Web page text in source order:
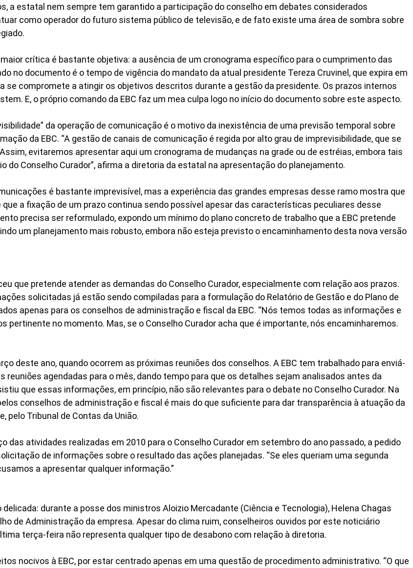
a estatal nem sempre tem garantido a participação do conselho em debates considerados
como operador do futuro sistema público de televisão, e de fato existe uma área de sombra sobre
crítica é bastante objetiva: a ausência de um cronograma específico para o cumprimento das
no documento é o tempo de vigência do mandato da atual presidente Tereza Cruvinel, que expira em
se compromete a atingir os objetivos descritos durante a gestão da presidente. Os prazos internos
E, o próprio comando da EBC faz um mea culpa logo no início do documento sobre este aspecto.
da operação de comunicação é o motivo da inexistência de uma previsão temporal sobre
da EBC. “A gestão de canais de comunicação é regida por alto grau de imprevisibilidade, que se
evitaremos apresentar aqui um cronograma de mudanças na grade ou de estréias, embora tais
Conselho Curador”, afirma a diretoria da estatal na apresentação do planejamento.
é bastante imprevisível, mas a experiência das grandes empresas desse ramo mostra que
a fixação de um prazo continua sendo possível apesar das características peculiares desse
precisa ser reformulado, expondo um mínimo do plano concreto de trabalho que a EBC pretende
um planejamento mais robusto, embora não esteja previsto o encaminhamento desta nova versão
que pretende atender as demandas do Conselho Curador, especialmente com relação aos prazos.
solicitadas já estão sendo compiladas para a formulação do Relatório de Gestão e do Plano de
apenas para os conselhos de administração e fiscal da EBC. “Nós temos todas as informações e
pertinente no momento. Mas, se o Conselho Curador acha que é importante, nós encaminharemos.
deste ano, quando ocorrem as próximas reuniões dos conselhos. A EBC tem trabalhado para enviá-
reuniões agendadas para o mês, dando tempo para que os detalhes sejam analisados antes da
que essas informações, em princípio, não são relevantes para o debate no Conselho Curador. Na
conselhos de administração e fiscal é mais do que suficiente para dar transparência à atuação da
pelo Tribunal de Contas da União.
das atividades realizadas em 2010 para o Conselho Curador em setembro do ano passado, a pedido
de informações sobre o resultado das ações planejadas. “Se eles queriam uma segunda
a apresentar qualquer informação.”
durante a posse dos ministros Aloizio Mercadante (Ciência e Tecnologia), Helena Chagas
de Administração da empresa. Apesar do clima ruim, conselheiros ouvidos por este noticiário
terça-feira não representa qualquer tipo de desabono com relação à diretoria.
nocivos à EBC, por estar centrado apenas em uma questão de procedimento administrativo. “O que